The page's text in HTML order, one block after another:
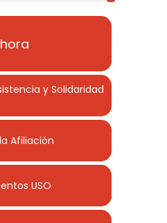
y Solidaridad
Afiliación
USO